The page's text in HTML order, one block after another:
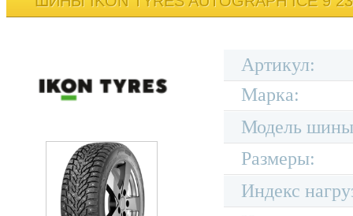
Артикул:
Марка:
Модель
Размеры:
Индекс